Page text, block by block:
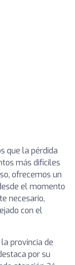
que la pérdida
más difíciles
ofrecemos un
el momento
necesario,
con el
provincia de
por su